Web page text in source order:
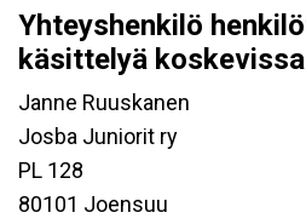
Yhteyshenkilö
käsittelyä
Janne Ruuskanen
Josba Juniorit ry
PL 128
80101 Joensuu